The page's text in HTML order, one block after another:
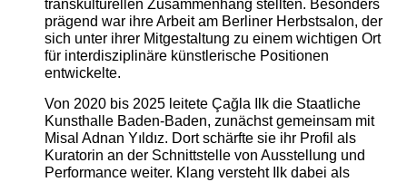
transkulturellen Zusammenhang stellten. Besonders
prägend war ihre Arbeit am Berliner Herbstsalon, der
sich unter ihrer Mitgestaltung zu einem wichtigen Ort
für interdisziplinäre künstlerische Positionen
entwickelte.
Von 2020 bis 2025 leitete Çağla Ilk die Staatliche
Kunsthalle Baden-Baden, zunächst gemeinsam mit
Misal Adnan Yıldız. Dort schärfte sie ihr Profil als
Kuratorin an der Schnittstelle von Ausstellung und
Performance weiter. Klang versteht Ilk dabei als